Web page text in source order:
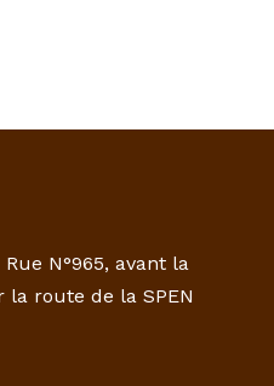
N°965, avant la
route de la SPEN